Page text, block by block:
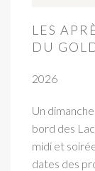
LES
DU
2026
Un
bord des
midi et
dates des